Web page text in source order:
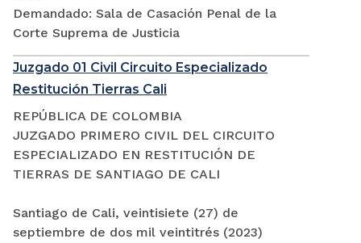
Demandado: Sala de Casación Penal de la
Corte Suprema de Justicia
Juzgado 01 Civil Circuito Especializado
Restitución Tierras Cali
REPÚBLICA DE COLOMBIA
JUZGADO PRIMERO CIVIL DEL CIRCUITO
ESPECIALIZADO EN RESTITUCIÓN DE
TIERRAS DE SANTIAGO DE CALI
Santiago de Cali, veintisiete (27) de
septiembre de dos mil veintitrés (2023)